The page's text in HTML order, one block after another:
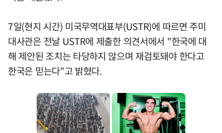
7일(현지 시간) 미국무역대표부(USTR)에 따르면 주미
대사관은 전날 USTR에 제출한 의견서에서 "한국에 대
해 제안된 조치는 타당하지 않으며 재검토돼야 한다고
한국은 믿는다"고 밝혔다.